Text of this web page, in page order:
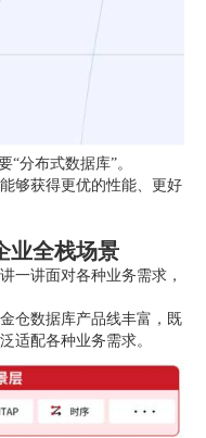
“分布式数据库”。
够获得更优的性能、更好
业全栈场景
一讲面对各种业务需求，
仓数据库产品线丰富，既
适配各种业务需求。